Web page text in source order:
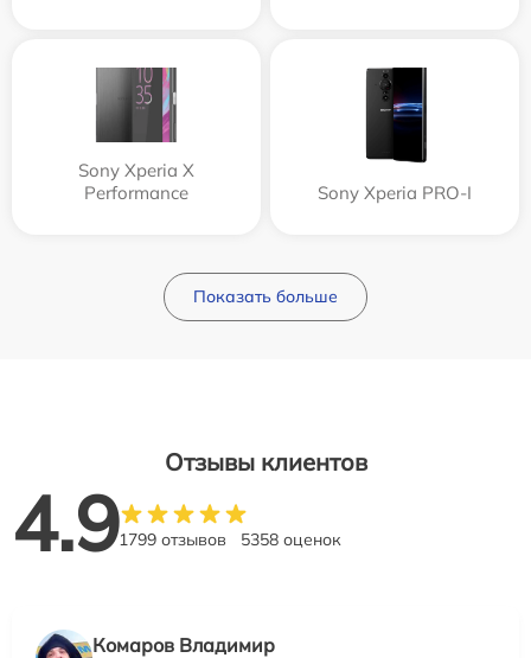
Sony Xperia X
Performance
Sony Xperia PRO-I
Показать больше
Отзывы клиентов
4.91799 отзывов 5358 оценок
Комаров Владимир